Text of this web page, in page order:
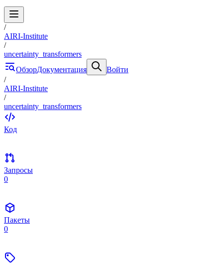
/
AIRI-Institute
/
uncertainty_transformers
ОбзорДокументация
Войти
/
AIRI-Institute
/
uncertainty_transformers
Код
Запросы
0
Пакеты
0